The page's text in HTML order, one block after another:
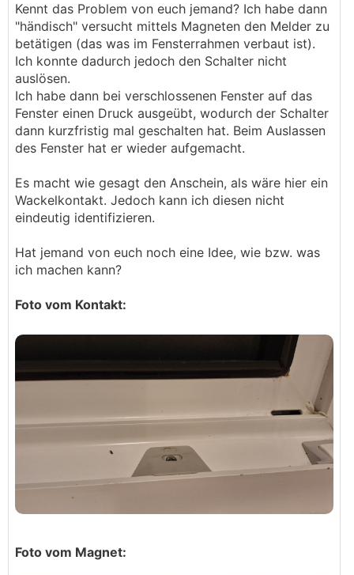
Kennt das Problem von euch jemand? Ich habe dann
"händisch" versucht mittels Magneten den Melder zu
betätigen (das was im Fensterrahmen verbaut ist).
Ich konnte dadurch jedoch den Schalter nicht
auslösen.
Ich habe dann bei verschlossenen Fenster auf das
Fenster einen Druck ausgeübt, wodurch der Schalter
dann kurzfristig mal geschalten hat. Beim Auslassen
des Fenster hat er wieder aufgemacht.
Es macht wie gesagt den Anschein, als wäre hier ein
Wackelkontakt. Jedoch kann ich diesen nicht
eindeutig identifizieren.
Hat jemand von euch noch eine Idee, wie bzw. was
ich machen kann?
Foto vom Kontakt:
Foto vom Magnet: